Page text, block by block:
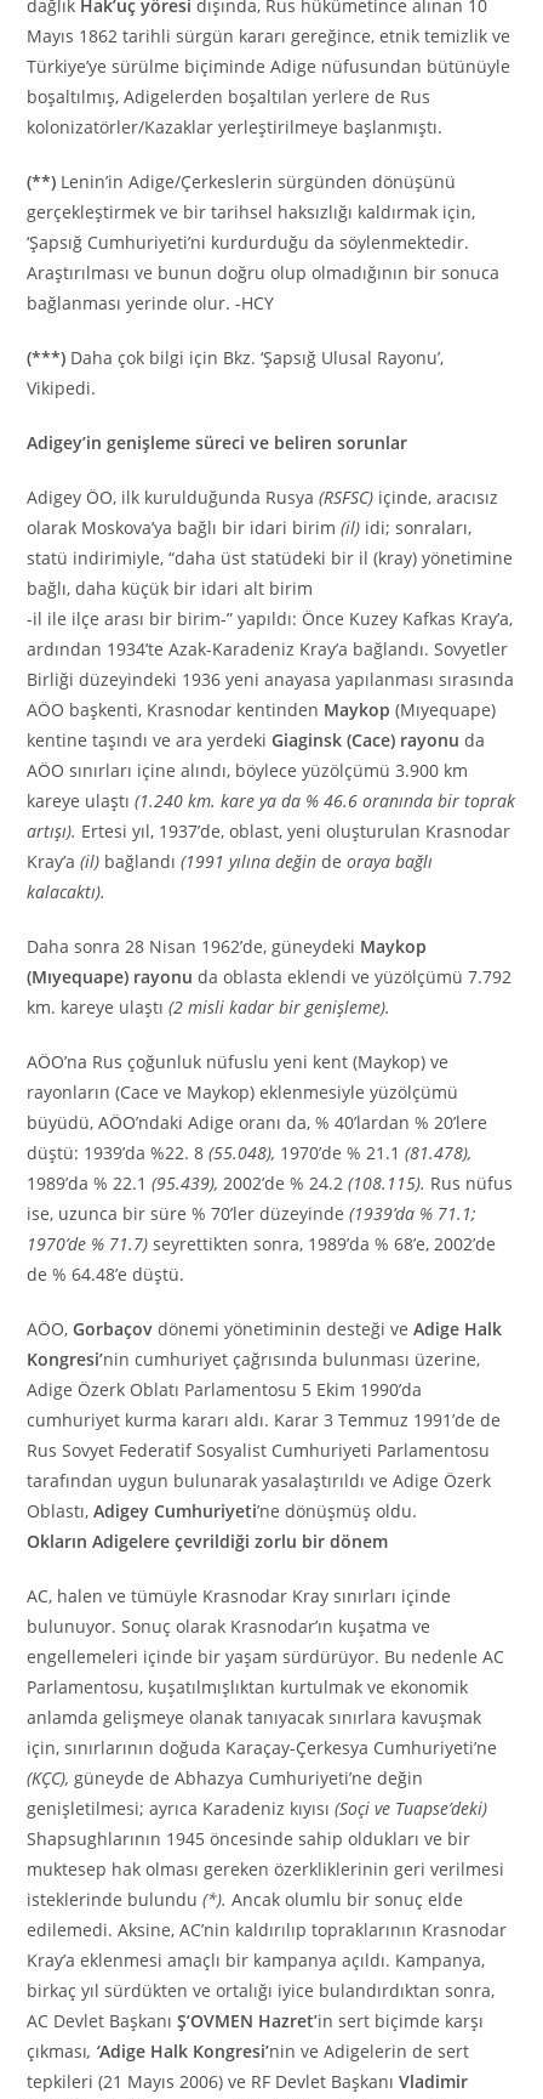
dağlık Hak’uç yöresi dışında, Rus hükümetince alınan 10
Mayıs 1862 tarihli sürgün kararı gereğince, etnik temizlik ve
Türkiye’ye sürülme biçiminde Adige nüfusundan bütünüyle
boşaltılmış, Adigelerden boşaltılan yerlere de Rus
kolonizatörler/Kazaklar yerleştirilmeye başlanmıştı.
(**) Lenin’in Adige/Çerkeslerin sürgünden dönüşünü
gerçekleştirmek ve bir tarihsel haksızlığı kaldırmak için,
‘Şapsığ Cumhuriyeti’ni kurdurduğu da söylenmektedir.
Araştırılması ve bunun doğru olup olmadığının bir sonuca
bağlanması yerinde olur. -HCY
(***) Daha çok bilgi için Bkz. ‘Şapsığ Ulusal Rayonu’,
Vikipedi.
Adigey’in genişleme süreci ve beliren sorunlar
Adigey ÖO, ilk kurulduğunda Rusya(RSFSC) içinde, aracısız
olarak Moskova’ya bağlı bir idari birim(il) idi; sonraları,
statü indirimiyle, “daha üst statüdeki bir il (kray) yönetimine
bağlı, daha küçük bir idari alt birim
-il ile ilçe arası bir birim-” yapıldı: Önce Kuzey Kafkas Kray’a,
ardından 1934’te Azak-Karadeniz Kray’a bağlandı. Sovyetler
Birliği düzeyindeki 1936 yeni anayasa yapılanması sırasında
AÖO başkenti, Krasnodar kentinden Maykop (Mıyequape)
kentine taşındı ve ara yerdekiGiaginsk (Cace) rayonu da
AÖO sınırları içine alındı, böylece yüzölçümü 3.900 km
kareye ulaştı(1.240 km. kare ya da % 46.6 oranında bir toprak
artışı). Ertesi yıl, 1937’de, oblast, yeni oluşturulan Krasnodar
Kray’a(il) bağlandı(1991 yılına değin deoraya bağlı
kalacaktı).
Daha sonra 28 Nisan 1962’de, güneydeki Maykop
(Mıyequape) rayonu da oblasta eklendi ve yüzölçümü 7.792
km. kareye ulaştı(2 misli kadar bir genişleme).
AÖO’na Rus çoğunluk nüfuslu yeni kent (Maykop) ve
rayonların (Cace ve Maykop) eklenmesiyle yüzölçümü
büyüdü, AÖO’ndaki Adige oranı da, % 40’lardan % 20’lere
düştü: 1939’da %22. 8(55.048), 1970’de % 21.1(81.478),
1989’da % 22.1(95.439),2002’de % 24.2(108.115). Rus nüfus
ise, uzunca bir süre % 70’ler düzeyinde(1939’da % 71.1;
1970’de % 71.7) seyrettikten sonra, 1989’da % 68’e, 2002’de
de % 64.48’e düştü.
AÖO,Gorbaçov dönemi yönetiminin desteği veAdige Halk
Kongresi’nin cumhuriyet çağrısında bulunması üzerine,
Adige Özerk Oblatı Parlamentosu 5 Ekim 1990’da
cumhuriyet kurma kararı aldı. Karar 3 Temmuz 1991’de de
Rus Sovyet Federatif Sosyalist Cumhuriyeti Parlamentosu
tarafından uygun bulunarak yasalaştırıldı ve Adige Özerk
Oblastı,Adigey Cumhuriyeti’ne dönüşmüş oldu.
Okların Adigelere çevrildiği zorlu bir dönem
AC, halen ve tümüyle Krasnodar Kray sınırları içinde
bulunuyor. Sonuç olarak Krasnodar’ın kuşatma ve
engellemeleri içinde bir yaşam sürdürüyor. Bu nedenle AC
Parlamentosu, kuşatılmışlıktan kurtulmak ve ekonomik
anlamda gelişmeye olanak tanıyacak sınırlara kavuşmak
için, sınırlarının doğuda Karaçay-Çerkesya Cumhuriyeti’ne
(KÇC),güneyde de Abhazya Cumhuriyeti’ne değin
genişletilmesi; ayrıca Karadeniz kıyısı(Soçi ve Tuapse’deki)
Shapsughlarının 1945 öncesinde sahip oldukları ve bir
muktesep hak olması gereken özerkliklerinin geri verilmesi
isteklerinde bulundu(*).Ancak olumlu bir sonuç elde
edilemedi. Aksine, AC’nin kaldırılıp topraklarının Krasnodar
Kray’a eklenmesi amaçlı bir kampanya açıldı. Kampanya,
birkaç yıl sürdükten ve ortalığı iyice bulandırdıktan sonra,
AC Devlet Başkanı Ş’OVMEN Hazret’in sert biçimde karşı
çıkması, ‘Adige Halk Kongresi’nin ve Adigelerin de sert
tepkileri (21 Mayıs 2006) ve RF Devlet BaşkanıVladimir